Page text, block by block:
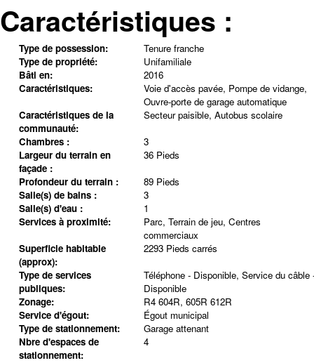
Caractéristiques :
Type de possession:
Tenure franche
Type de propriété:
Unifamiliale
Bâti en:
2016
Caractéristiques:
Voie d'accès pavée, Pompe de vidange,
Ouvre-porte de garage automatique
Caractéristiques de la
communauté:
Secteur paisible, Autobus scolaire
Chambres :
3
Largeur du terrain en
façade :
36 Pieds
Profondeur du terrain :
89 Pieds
Salle(s) de bains :
3
Salle(s) d'eau :
1
Services à proximité:
Parc, Terrain de jeu, Centres
commerciaux
Superficie habitable
(approx):
2293 Pieds carrés
Type de services
publiques:
Téléphone - Disponible, Service du câble
Disponible
Zonage:
R4 604R, 605R 612R
Service d'égout:
Égout municipal
Type de stationnement:
Garage attenant
Nbre d'espaces de
stationnement:
4